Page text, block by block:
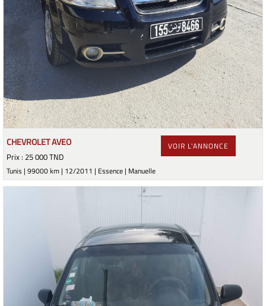
CHEVROLET AVEO
Prix : 25 000 TND
Tunis | 99000 km | 12/2011 | Essence | Manuelle
VOIR L'ANNONCE